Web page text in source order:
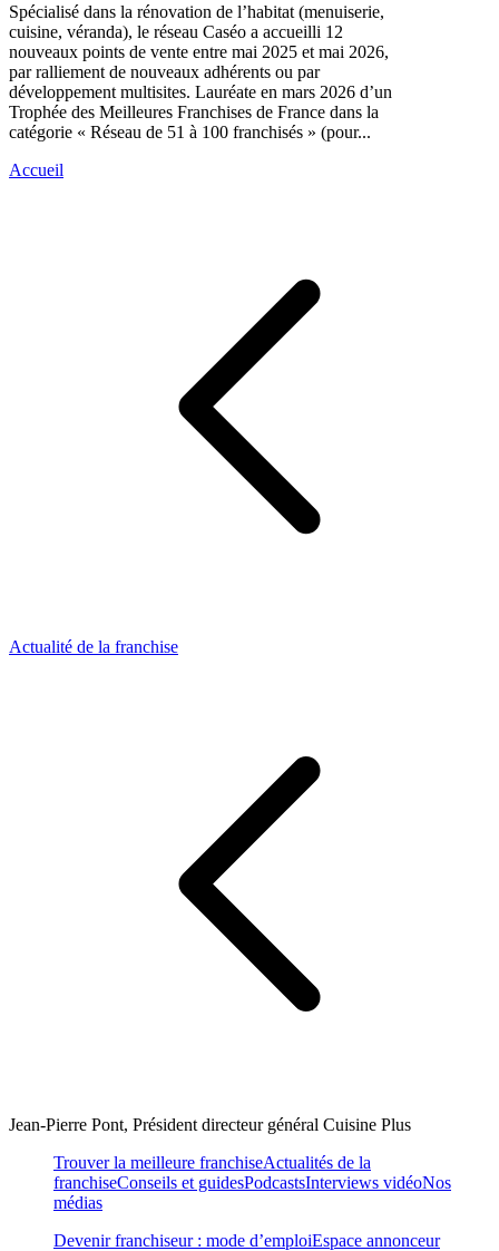
Spécialisé dans la rénovation de l’habitat (menuiserie,
cuisine, véranda), le réseau Caséo a accueilli 12
nouveaux points de vente entre mai 2025 et mai 2026,
par ralliement de nouveaux adhérents ou par
développement multisites. Lauréate en mars 2026 d’un
Trophée des Meilleures Franchises de France dans la
catégorie « Réseau de 51 à 100 franchisés » (pour...
Accueil
Actualité de la franchise
Jean-Pierre Pont, Président directeur général Cuisine Plus
Trouver la meilleure franchiseActualités de la
franchiseConseils et guidesPodcastsInterviews vidéoNos
médias
Devenir franchiseur : mode d’emploiEspace annonceur